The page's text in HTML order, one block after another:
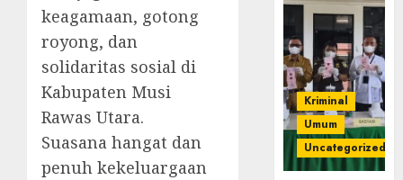
keagamaan, gotong
royong, dan
solidaritas sosial di
Kabupaten Musi
Rawas Utara.
Suasana hangat dan
penuh kekeluargaan
Kriminal
Umum
Uncategorized